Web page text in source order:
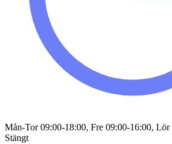
Mån-Tor 09:00-18:00, Fre 09:00-16:00, Lör
Stängt